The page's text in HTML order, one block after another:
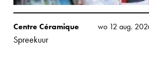
Centre Céramique
Spreekuur
wo 12 aug.